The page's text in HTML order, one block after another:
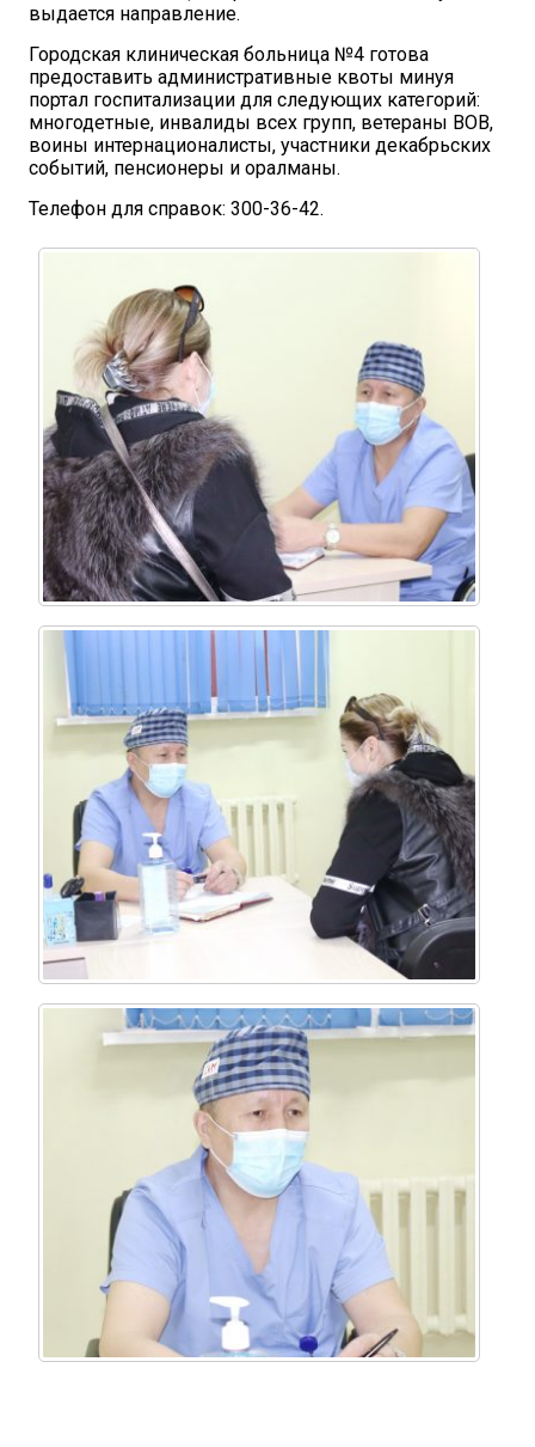
выдается направление.
Городская клиническая больница №4 готова
предоставить административные квоты минуя
портал госпитализации для следующих категорий:
многодетные, инвалиды всех групп, ветераны ВОВ,
воины интернационалисты, участники декабрьских
событий, пенсионеры и оралманы.
Телефон для справок: 300-36-42.